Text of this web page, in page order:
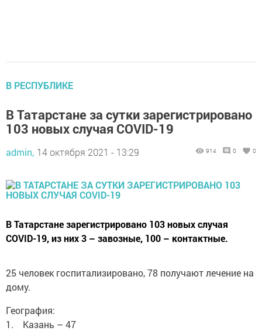
В РЕСПУБЛИКЕ
В Татарстане за сутки зарегистрировано
103 новых случая COVID-19
admin, 14 октября 2021 - 13:29 914 0 0
В Татарстане зарегистрировано 103 новых случая
COVID-19, из них 3 – завозные, 100 – контактные.
25 человек госпитализировано, 78 получают лечение на
дому.
География:
1. Казань – 47